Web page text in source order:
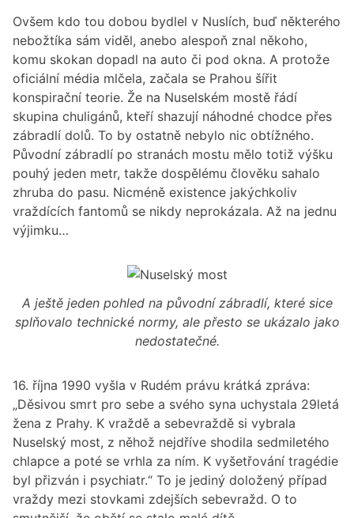
Ovšem kdo tou dobou bydlel v Nuslích, buď některého
nebožtíka sám viděl, anebo alespoň znal někoho,
komu skokan dopadl na auto či pod okna. A protože
oficiální média mlčela, začala se Prahou šířit
konspirační teorie. Že na Nuselském mostě řádí
skupina chuligánů, kteří shazují náhodné chodce přes
zábradlí dolů. To by ostatně nebylo nic obtížného.
Původní zábradlí po stranách mostu mělo totiž výšku
pouhý jeden metr, takže dospělému člověku sahalo
zhruba do pasu. Nicméně existence jakýchkoliv
vraždících fantomů se nikdy neprokázala. Až na jednu
výjimku…
A ještě jeden pohled na původní zábradlí, které sice
splňovalo technické normy, ale přesto se ukázalo jako
nedostatečné.
16. října 1990 vyšla v Rudém právu krátká zpráva:
„Děsivou smrt pro sebe a svého syna uchystala 29letá
žena z Prahy. K vraždě a sebevraždě si vybrala
Nuselský most, z něhož nejdříve shodila sedmiletého
chlapce a poté se vrhla za ním. K vyšetřování tragédie
byl přizván i psychiatr.“ To je jediný doložený případ
vraždy mezi stovkami zdejších sebevražd. O to